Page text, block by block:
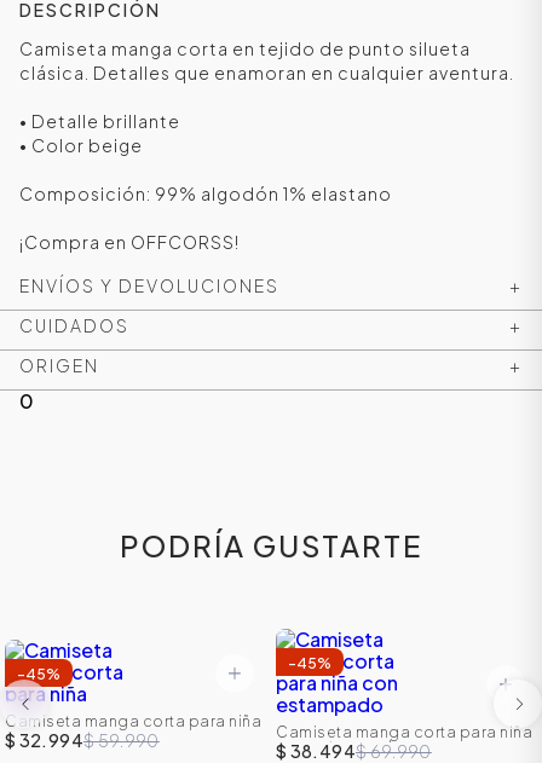
DESCRIPCIÓN
Camiseta manga corta en tejido de punto silueta
clásica. Detalles que enamoran en cualquier aventura.
• Detalle brillante
• Color beige
Composición: 99% algodón 1% elastano
¡Compra en OFFCORSS!
ENVÍOS Y DEVOLUCIONES
+
CUIDADOS
+
ORIGEN
+
0
PODRÍA GUSTARTE
-45%
Camiseta manga corta para niña
$ 32.994$ 59.990
-45%
Camiseta manga corta para niña
con estampado
$ 38.494$ 69.990